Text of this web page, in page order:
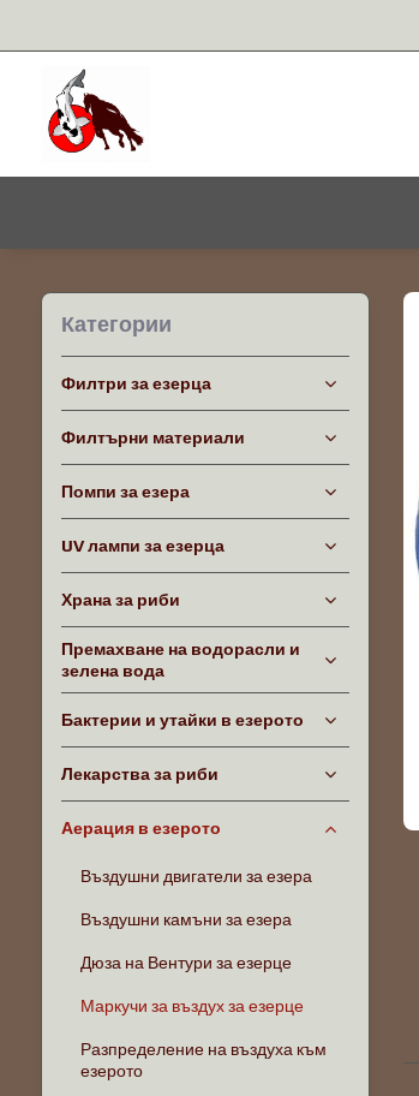
Категории
Филтри за езерца
Филтърни материали
Помпи за езера
UV лампи за езерца
Храна за риби
Премахване на водорасли и
зелена вода
Бактерии и утайки в езерото
Лекарства за риби
Аерация в езерото
Въздушни двигатели за езера
Въздушни камъни за езера
Дюза на Вентури за езерце
Маркучи за въздух за езерце
Разпределение на въздуха към
езерото